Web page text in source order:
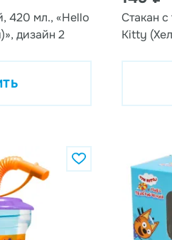
420 мл., «Hello
дизайн 2
Стакан
Kitty